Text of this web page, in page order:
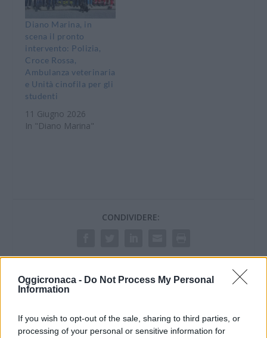
Oggicronaca - Do Not Process My Personal
Information
If you wish to opt-out of the sale, sharing to third parties, or
processing of your personal or sensitive information for
Diano Marina, in
scena il pronto
intervento: Polizia,
Croce Rossa,
Ambulanza veterinaria
e Unità cinofila per gli
studenti
11 Giugno 2026
In "Diano Marina"
CONDIVIDERE: